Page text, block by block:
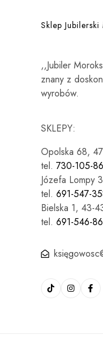
Sklep Jubilerski
,,Jubiler
znany z
wyrobów.
SKLEPY:
Opolska 68,
tel. 730-105-
Józefa Lompy
tel. 691-547-
Bielska 1, 43-
tel. 691-546-